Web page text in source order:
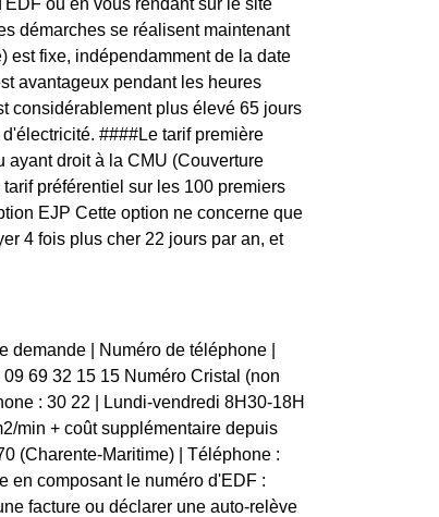
ou en vous rendant sur le site
démarches se réalisent maintenant
est fixe, indépendamment de la date
avantageux pendant les heures
considérablement plus élevé 65 jours
####Le tarif première
ayant droit à la CMU (Couverture
préférentiel sur les 100 premiers
EJP Cette option ne concerne que
4 fois plus cher 22 jours par an, et
| Numéro de téléphone |
69 32 15 15 Numéro Cristal (non
: 30 22 | Lundi-vendredi 8H30-18H
min + coût supplémentaire depuis
(Charente-Maritime) | Téléphone :
en composant le numéro d'EDF :
facture ou déclarer une auto-relève